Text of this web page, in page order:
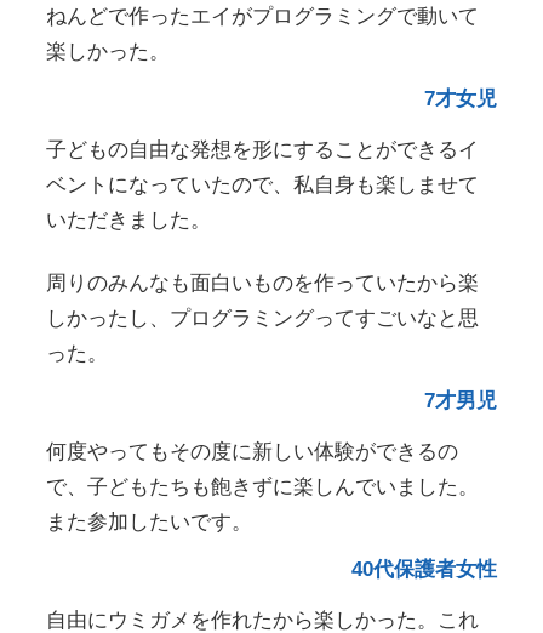
ねんどで作ったエイがプログラミングで動いて
楽しかった。
7才女児
子どもの自由な発想を形にすることができるイ
ベントになっていたので、私自身も楽しませて
いただきました。
周りのみんなも面白いものを作っていたから楽
しかったし、プログラミングってすごいなと思
った。
7才男児
何度やってもその度に新しい体験ができるの
で、子どもたちも飽きずに楽しんでいました。
また参加したいです。
40代保護者女性
自由にウミガメを作れたから楽しかった。これ